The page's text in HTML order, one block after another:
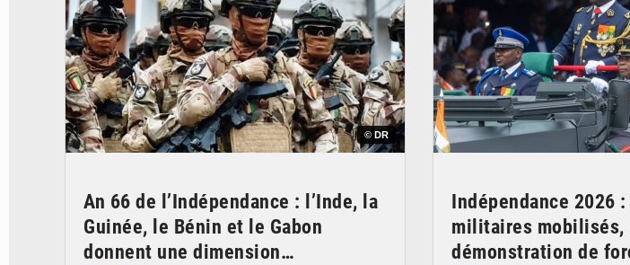
© DR
An 66 de l’Indépendance : l’Inde, la
Guinée, le Bénin et le Gabon
donnent une dimension
Indépendance 2026
militaires mobilisés,
démonstration de